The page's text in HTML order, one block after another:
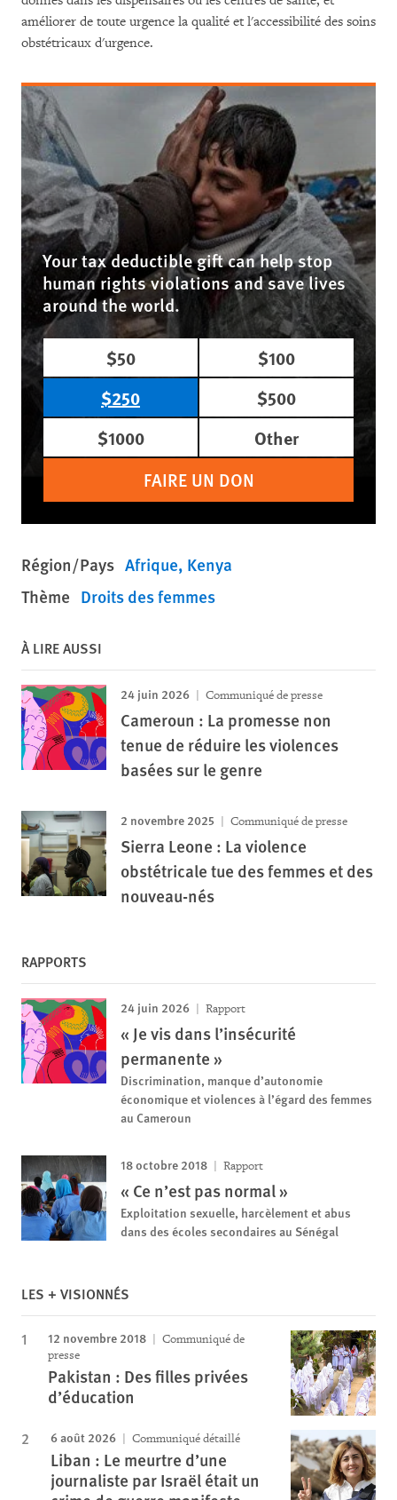
améliorer de toute urgence la qualité et l'accessibilité des soins
obstétricaux d'urgence.
Your tax deductible gift can help stop
human rights violations and save lives
around the world.
$50
$100
$250
$500
$1000
Other
FAIRE UN DON
Région/Pays Afrique Kenya
Thème Droits des femmes
À LIRE AUSSI
24 juin 2026 Communiqué de presse
Cameroun : La promesse non
tenue de réduire les violences
basées sur le genre
2 novembre 2025 Communiqué de presse
Sierra Leone : La violence
obstétricale tue des femmes et des
nouveau-nés
RAPPORTS
24 juin 2026 Rapport
« Je vis dans l’insécurité
permanente »
Discrimination, manque d’autonomie
économique et violences à l’égard des femmes
au Cameroun
18 octobre 2018 Rapport
« Ce n’est pas normal »
Exploitation sexuelle, harcèlement et abus
dans des écoles secondaires au Sénégal
LES + VISIONNÉS
12 novembre 2018
Communiqué de
presse
Pakistan : Des filles privées
d’éducation
6 août 2026 Communiqué détaillé
Liban : Le meurtre d’une
journaliste par Israël était un